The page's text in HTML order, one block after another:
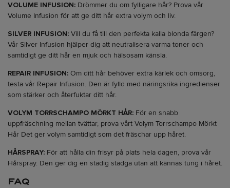
VOLUME INFUSION: Drömmer du om fylligare hår? Prova vår
Volume Infusion för att ge ditt hår extra volym och liv.
SILVER INFUSION: Vill du få till den perfekta kalla blonda färgen?
Vår Silver Infusion hjälper dig att neutralisera varma toner och
samtidigt ge ditt hår en mjuk och hälsosam känsla.
REPAIR INFUSION: Om ditt hår behöver extra kärlek och omsorg,
testa vår Repair Infusion. Den är fylld med näringsrika ingredienser
som stärker och återfuktar ditt hår.
VOLYM TORRSCHAMPO MÖRKT HÅR: För en snabb
uppfräschning mellan tvättar, prova vårt Volym Torrschampo Mörkt
Hår Det ger volym samtidigt som det fräschar upp håret.
HÅRSPRAY: För att hålla din frisyr på plats hela dagen, prova vår
Hårspray. Den ger dig en stadig stadga utan att kännas tung i håret.
FAQ